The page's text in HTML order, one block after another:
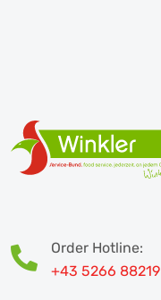
Order Hotline:
+43 5266 88219